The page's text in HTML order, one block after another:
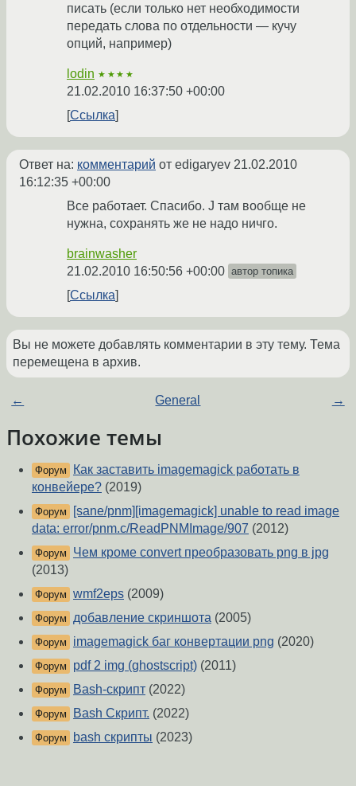
писать (если только нет необходимости
передать слова по отдельности — кучу
опций, например)
lodin ★★★★
21.02.2010 16:37:50 +00:00
Ссылка
Ответ на: комментарий от edigaryev 21.02.2010
16:12:35 +00:00
Все работает. Спасибо. J там вообще не
нужна, сохранять же не надо ничго.
brainwasher
21.02.2010 16:50:56 +00:00 автор топика
Ссылка
Вы не можете добавлять комментарии в эту тему. Тема
перемещена в архив.
← General →
Похожие темы
Форум
Как заставить imagemagick работать в
конвейере? (2019)
Форум
[sane/pnm][imagemagick] unable to read image
data: error/pnm.c/ReadPNMImage/907 (2012)
Форум
Чем кроме convert преобразовать png в jpg
(2013)
Форум wmf2eps (2009)
Форум добавление скриншота (2005)
Форум imagemagick баг конвертации png (2020)
Форум pdf 2 img (ghostscript) (2011)
Форум Bash-скрипт (2022)
Форум Bash Скрипт. (2022)
Форум bash скрипты (2023)